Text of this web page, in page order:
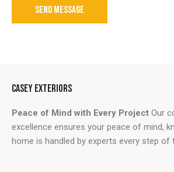
SEND MESSAGE
CASEY EXTERIORS
Peace of Mind with Every Project Our
excellence ensures your peace of mind,
home is handled by experts every step of